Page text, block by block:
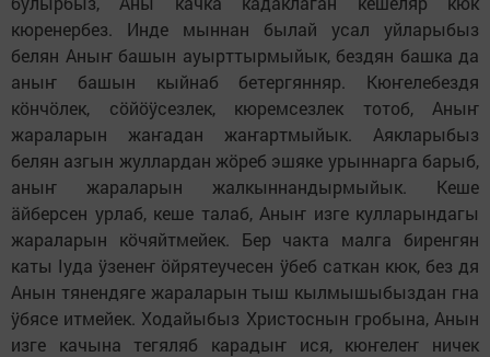
кюренербез. Инде мыннан былай усал уйларыбыз
белян Аныҥ башын ауырттырмыйык, бездян башка да
аныҥ башын кыйнаб бетергянняр. Кюҥелебездя
кӧнчӧлек, сӧйӧӱсезлек, кюремсезлек тотоб, Аныҥ
жараларын жаҥадан жаҥартмыйык. Аякларыбыз
белян азгын жуллардан жӧреб эшяке урыннарга барыб,
аныҥ жараларын жалкыннандырмыйык. Кеше
ӓйберсен урлаб, кеше талаб, Аныҥ изге кулларындагы
жараларын кӧчяйтмейек. Бер чакта малга биренгян
каты Iуда ӱзенеҥ ӧйрятеyчесен ӱбеб саткан кюк, без дя
Анын тянендяге жараларын тыш кылмышыбыздан гна
ӱбясе итмейек. Ходайыбыз Христоснын гробына, Анын
изге качына тегяляб карадыҥ ися, кюҥелеҥ ничек